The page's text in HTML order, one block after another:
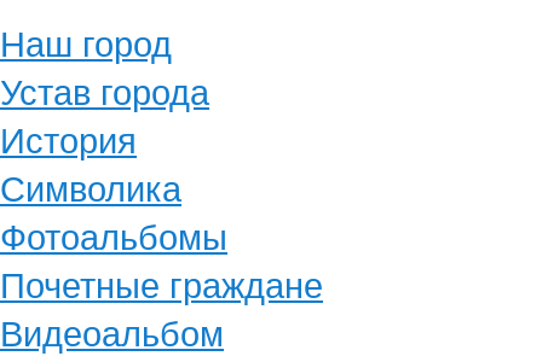
Наш город
Устав города
История
Символика
Фотоальбомы
Почетные граждане
Видеоальбом